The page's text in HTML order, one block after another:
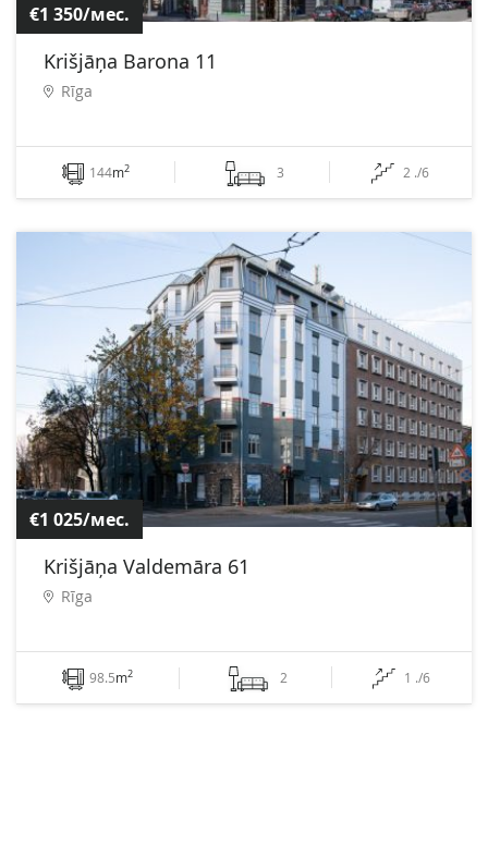
€1 350/мес.
Krišjāņa Barona 11
Rīga
144m2 3 2 ./6
€1 025/мес.
Krišjāņa Valdemāra 61
Rīga
98.5m2 2 1 ./6